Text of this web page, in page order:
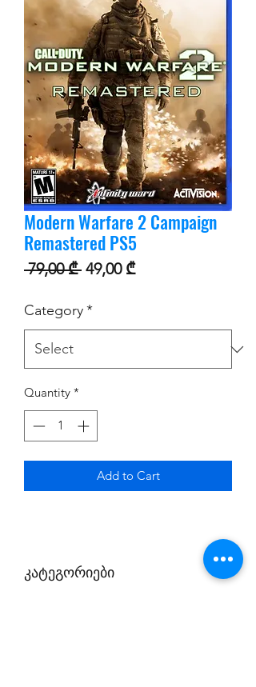
Modern Warfare 2 Campaign
Remastered PS5
79,00 ₾ Regular Price
49,00 ₾Sale Price
Category*
Quantity *
Add to Cart
კატეგორიები